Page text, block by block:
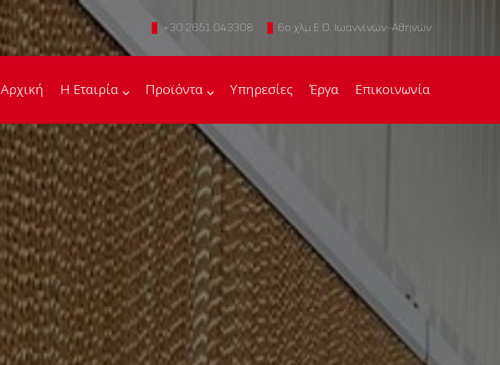
+30 2651 043308 6ο χλμ Ε.Ο. Ιωαννίνων-Αθηνών
Αρχική Η Εταιρία Προϊόντα Υπηρεσίες Έργα Επικοινωνία